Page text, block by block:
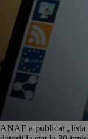
ANAF a publicat „lista